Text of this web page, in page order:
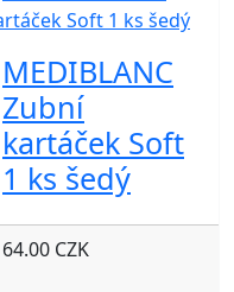
MEDIBLANC
Zubní
kartáček Soft
1 ks šedý
64.00 CZK